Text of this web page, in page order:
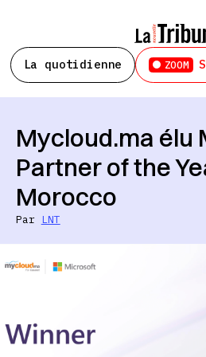
La quotidienne ZOOM
Mycloud.ma élu
Partner of the
Morocco
Par LNT